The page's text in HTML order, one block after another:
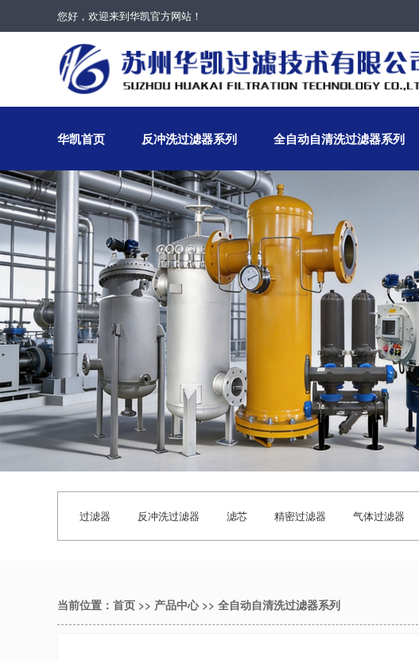
您好，欢迎来到华凯官方网站！
华凯首页 反冲洗过滤器系列 全自动自清洗过滤器系列
过滤器 反冲洗过滤器 滤芯 精密过滤器 气体过滤器
当前位置： 首页 >> 产品中心>> 全自动自清洗过滤器系列